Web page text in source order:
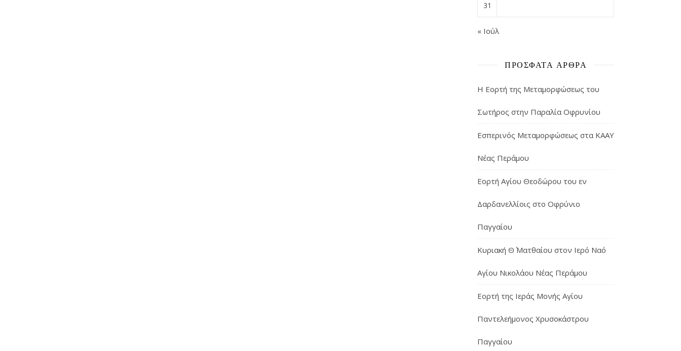
31
« Ιούλ
ΠΡΌΣΦΑΤΑ ΆΡΘΡΑ
Η Εορτή της Μεταμορφώσεως του
Σωτήρος στην Παραλία Οφρυνίου
Εσπερινός Μεταμορφώσεως στα ΚΑΑΥ
Νέας Περάμου
Εορτή Αγίου Θεοδώρου του εν
Δαρδανελλίοις στο Οφρύνιο
Παγγαίου
Κυριακή Θ΄ Ματθαίου στον Ιερό Ναό
Αγίου Νικολάου Νέας Περάμου
Εορτή της Ιεράς Μονής Αγίου
Παντελεήμονος Χρυσοκάστρου
Παγγαίου